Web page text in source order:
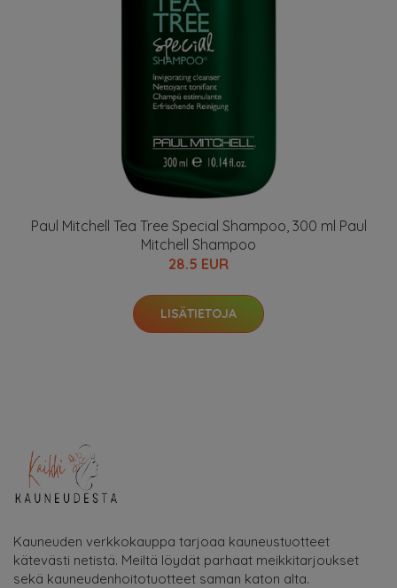
Paul Mitchell Tea Tree Special Shampoo, 300 ml Paul
Mitchell Shampoo
28.5 EUR
LISÄTIETOJA
Kauneuden verkkokauppa tarjoaa kauneustuotteet
kätevästi netistä. Meiltä löydät parhaat meikkitarjoukset
sekä kauneudenhoitotuotteet saman katon alta.